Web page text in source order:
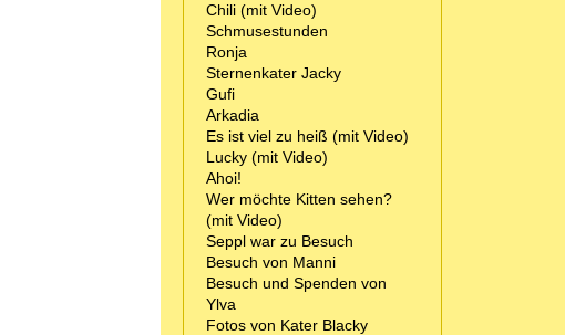
Chili (mit Video)
Schmusestunden
Ronja
Sternenkater Jacky
Gufi
Arkadia
Es ist viel zu heiß (mit Video)
Lucky (mit Video)
Ahoi!
Wer möchte Kitten sehen?
(mit Video)
Seppl war zu Besuch
Besuch von Manni
Besuch und Spenden von
Ylva
Fotos von Kater Blacky